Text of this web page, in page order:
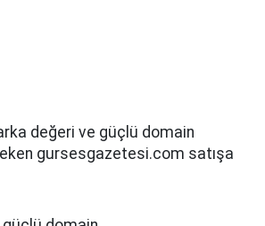
değeri ve güçlü domain
gursesgazetesi.com satışa